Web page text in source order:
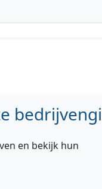
en bekijk hun